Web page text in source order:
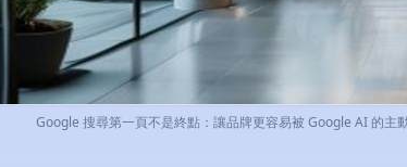
Google 搜尋第一頁不是終點：讓品牌更容易被 Google AI 的主